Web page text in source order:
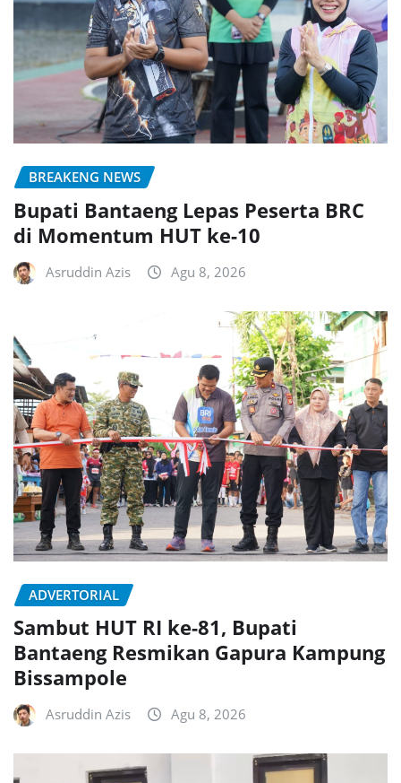
BREAKENG NEWS
Bupati Bantaeng Lepas Peserta BRC
di Momentum HUT ke-10
Asruddin Azis Agu 8, 2026
ADVERTORIAL
Sambut HUT RI ke-81, Bupati
Bantaeng Resmikan Gapura Kampung
Bissampole
Asruddin Azis Agu 8, 2026